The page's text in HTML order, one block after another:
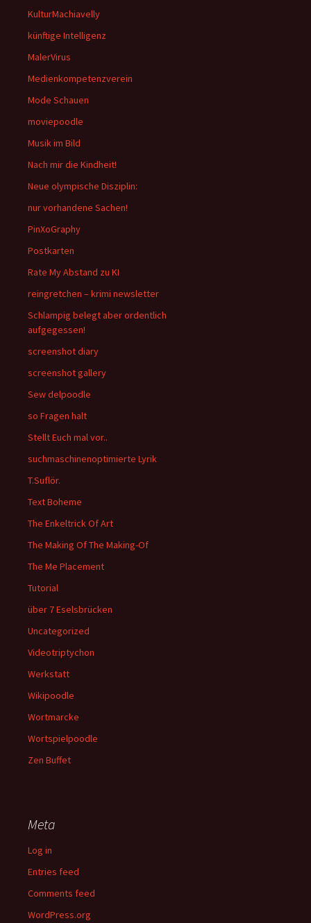
KulturMachiavelly
künftige Intelligenz
MalerVirus
Medienkompetenzverein
Mode Schauen
moviepoodle
Musik im Bild
Nach mir die Kindheit!
Neue olympische Disziplin:
nur vorhandene Sachen!
PinXoGraphy
Postkarten
Rate My Abstand zu KI
reingretchen – krimi newsletter
Schlampig belegt aber ordentlich
aufgegessen!
screenshot diary
screenshot gallery
Sew delpoodle
so Fragen halt
Stellt Euch mal vor..
suchmaschinenoptimierte Lyrik
T.Suflör.
Text Boheme
The Enkeltrick Of Art
The Making Of The Making-Of
The Me Placement
Tutorial
über 7 Eselsbrücken
Uncategorized
Videotriptychon
Werkstatt
Wikipoodle
Wortmarcke
Wortspielpoodle
Zen Buffet
Meta
Log in
Entries feed
Comments feed
WordPress.org